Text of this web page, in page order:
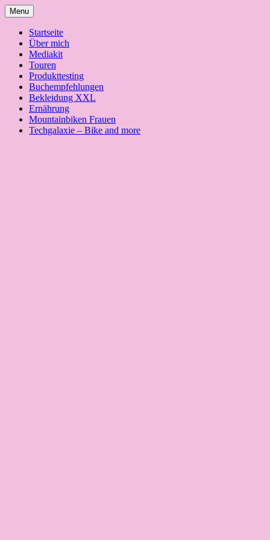
Skip
to
content
Menu
Startseite
Über mich
Mediakit
Touren
Produkttesting
Buchempfehlungen
Bekleidung XXL
Ernährung
Mountainbiken Frauen
Techgalaxie – Bike and more